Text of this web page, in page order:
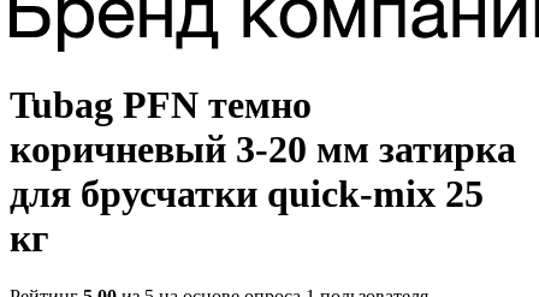
Tubag PFN темно
коричневый 3-20 мм затирка
для брусчатки quick-mix 25
кг